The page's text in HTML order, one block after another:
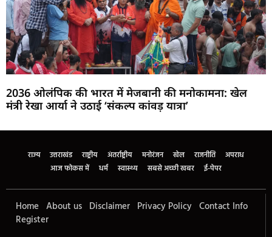
2036 ओलंपिक की भारत में मेजबानी की मनोकामना: खेल
मंत्री रेखा आर्या ने उठाई ‘संकल्प कांवड़ यात्रा’
राज्य उत्तराखंड राष्ट्रीय अंतर्राष्ट्रीय मनोरंजन खेल राजनीति
अपराध
आज फोकस में
धर्म स्वास्थ्य सबसे अच्छी खबर ई-पेपर
Home About us Disclaimer Privacy Policy Contact Info
Register